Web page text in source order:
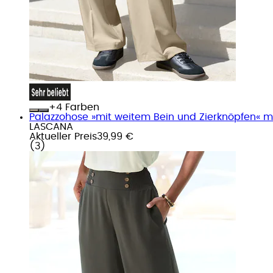
+
Farben
Palazzohose »mit weitem Bein und Zierknöpfen«
LASCANA
Aktueller Preis39,99 €
( 3 )